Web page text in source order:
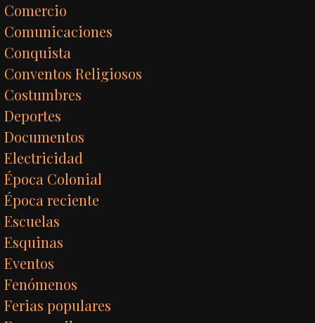
Comercio
Comunicaciones
Conquista
Conventos Religiosos
Costumbres
Deportes
Documentos
Electricidad
Época Colonial
Época reciente
Escuelas
Esquinas
Eventos
Fenómenos
Ferias populares